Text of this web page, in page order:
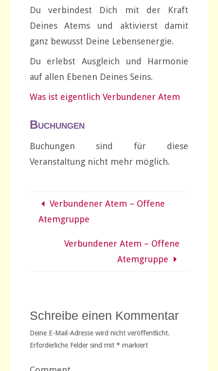
Du verbindest Dich mit der Kraft
Deines Atems und aktivierst damit
ganz bewusst Deine Lebensenergie.
Du erlebst Ausgleich und Harmonie
auf allen Ebenen Deines Seins.
Was ist eigentlich Verbundener Atem
Buchungen
Buchungen sind für diese
Veranstaltung nicht mehr möglich.
Verbundener Atem – Offene
Atemgruppe
Verbundener Atem – Offene
Atemgruppe
Schreibe einen Kommentar
Deine E-Mail-Adresse wird nicht veröffentlicht.
Erforderliche Felder sind mit *markiert